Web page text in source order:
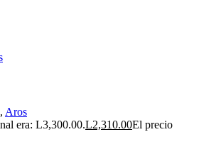
, Aros
era: L3,300.00.L2,310.00El precio